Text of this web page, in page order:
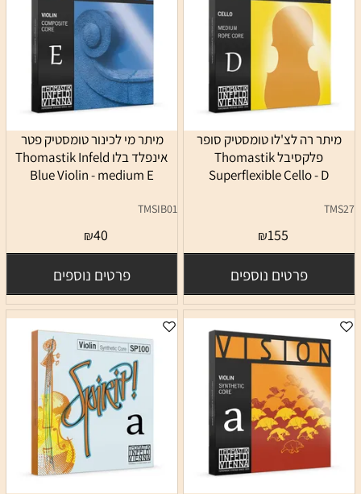
מיתר רה לצ'לו טומסטיק סופר
פלקסיבל Thomastik
Superflexible Cello - D
TMS27
₪155
פרטים נוספים
מיתר מי לכינור טומסטיק פטר
אינפלד בלו Thomastik Infeld
Blue Violin - medium E
TMSIB01
₪40
פרטים נוספים